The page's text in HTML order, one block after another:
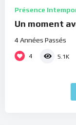
Présence
Un moment
4 Années Passés
4 5.1K